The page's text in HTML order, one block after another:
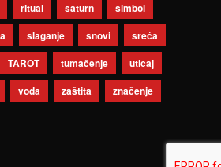
ritual saturn
simbol
slaganje snovi
sreća
TAROT tumačenje
uticaj
voda zaštita značenje